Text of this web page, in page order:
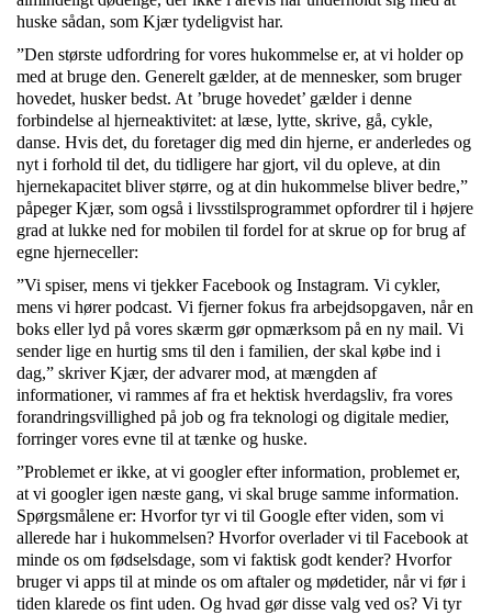
huske sådan, som Kjær tydeligvist har.
”Den største udfordring for vores hukommelse er, at vi holder op
med at bruge den. Generelt gælder, at de mennesker, som bruger
hovedet, husker bedst. At ’bruge hovedet’ gælder i denne
forbindelse al hjerneaktivitet: at læse, lytte, skrive, gå, cykle,
danse. Hvis det, du foretager dig med din hjerne, er anderledes og
nyt i forhold til det, du tidligere har gjort, vil du opleve, at din
hjernekapacitet bliver større, og at din hukommelse bliver bedre,”
påpeger Kjær, som også i livsstilsprogrammet opfordrer til i højere
grad at lukke ned for mobilen til fordel for at skrue op for brug af
egne hjerneceller:
”Vi spiser, mens vi tjekker Facebook og Instagram. Vi cykler,
mens vi hører podcast. Vi fjerner fokus fra arbejdsopgaven, når en
boks eller lyd på vores skærm gør opmærksom på en ny mail. Vi
sender lige en hurtig sms til den i familien, der skal købe ind i
dag,” skriver Kjær, der advarer mod, at mængden af
informationer, vi rammes af fra et hektisk hverdagsliv, fra vores
forandringsvillighed på job og fra teknologi og digitale medier,
forringer vores evne til at tænke og huske.
”Problemet er ikke, at vi googler efter information, problemet er,
at vi googler igen næste gang, vi skal bruge samme information.
Spørgsmålene er: Hvorfor tyr vi til Google efter viden, som vi
allerede har i hukommelsen? Hvorfor overlader vi til Facebook at
minde os om fødselsdage, som vi faktisk godt kender? Hvorfor
bruger vi apps til at minde os om aftaler og mødetider, når vi før i
tiden klarede os fint uden. Og hvad gør disse valg ved os? Vi tyr